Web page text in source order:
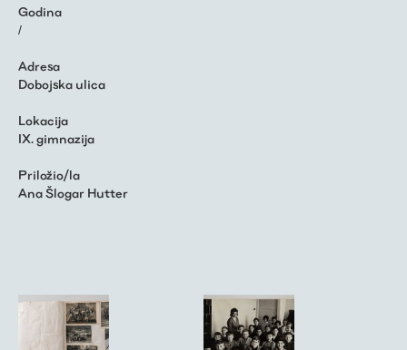
Godina
/
Adresa
Dobojska ulica
Lokacija
IX. gimnazija
Priložio/la
Ana Šlogar Hutter